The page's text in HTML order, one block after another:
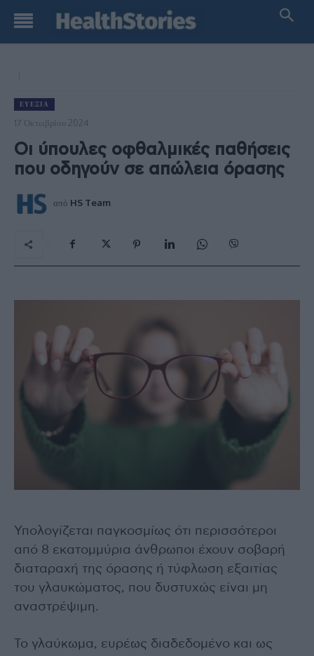
ΕΥΕΞΊΑ
17 Οκτωβρίου 2024
Οι ύπουλες οφθαλμικές παθήσεις
που οδηγούν σε απώλεια όρασης
από HS Team
Υπολογίζεται παγκοσμίως ότι περισσότεροι
από 8 εκατομμύρια άνθρωποι έχουν σοβαρή
διαταραχή της όρασης ή τύφλωση εξαιτίας
του γλαυκώματος, που δυστυχώς είναι μη
αναστρέψιμη.
Το γλαύκωμα, ευρέως διαδεδομένο και ως